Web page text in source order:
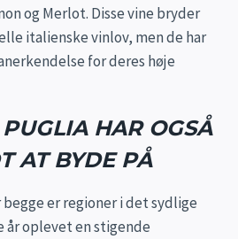
og Merlot. Disse vine bryder
italienske vinlov, men de har
for deres høje
HAR OGSÅ
AT BYDE PÅ
er regioner i det sydlige
år oplevet en stigende